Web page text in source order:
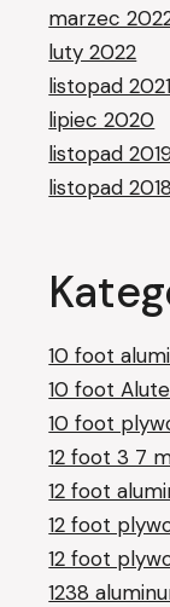
marzec
luty 2022
listopad 2021
lipiec 2020
listopad
listopad 2018
10 foot
10 foot
10 foot
12 foot 3 7
12 foot
12 foot
12 foot
1238